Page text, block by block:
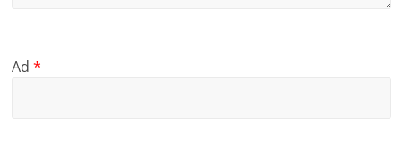
Ad*